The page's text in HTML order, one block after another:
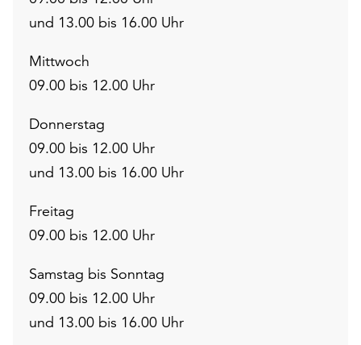
und 13.00 bis 16.00 Uhr
Mittwoch
09.00 bis 12.00 Uhr
Donnerstag
09.00 bis 12.00 Uhr
und 13.00 bis 16.00 Uhr
Freitag
09.00 bis 12.00 Uhr
Samstag bis Sonntag
09.00 bis 12.00 Uhr
und 13.00 bis 16.00 Uhr